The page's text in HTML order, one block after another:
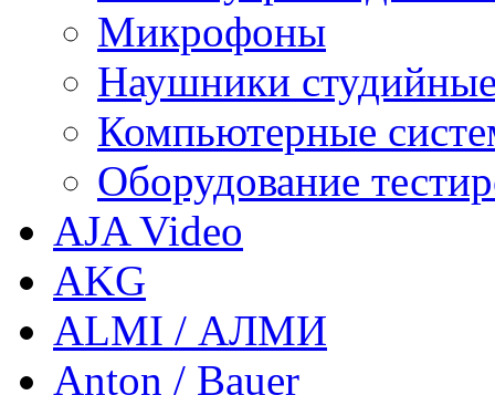
Микрофоны
Наушники
Компьютерные
Оборудование
AJA Video
AKG
ALMI / АЛМИ
Anton / Bauer